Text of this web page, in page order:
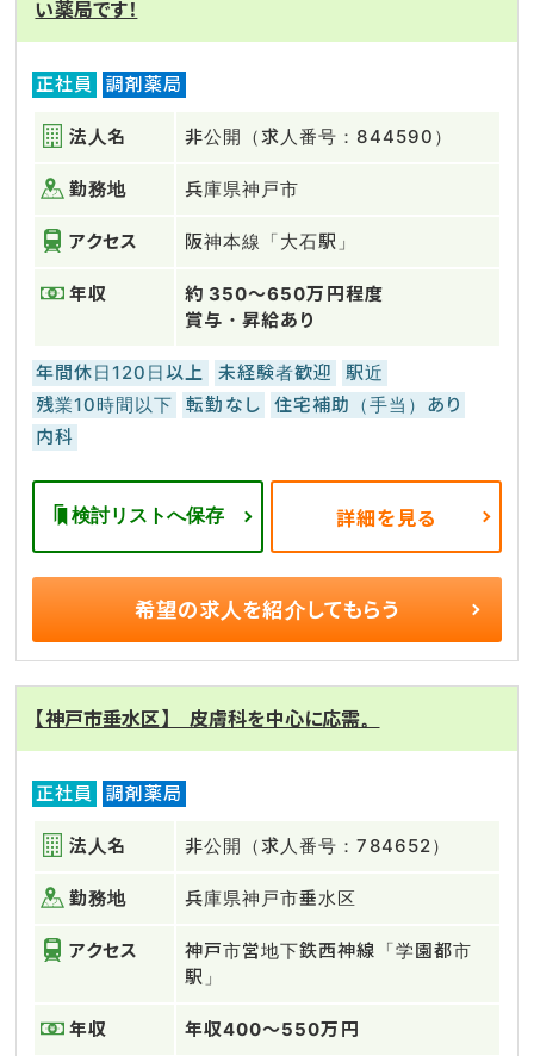
い薬局です！
正社員 調剤薬局
法人名 非公開（求人番号：844590）
勤務地 兵庫県神戸市
アクセス 阪神本線「大石駅」
年収
約 350～650万円程度
賞与・昇給あり
年間休日120日以上 未経験者歓迎
駅近
残業10時間以下
転勤なし
住宅補助（手当）あり
内科
検討リストへ保存 詳細を見る
希望の求人を紹介してもらう
【神戸市垂水区】 皮膚科を中心に応需。
正社員 調剤薬局
法人名 非公開（求人番号：784652）
勤務地 兵庫県神戸市垂水区
アクセス
神戸市営地下鉄西神線「学園都市
駅」
年収 年収400～550万円